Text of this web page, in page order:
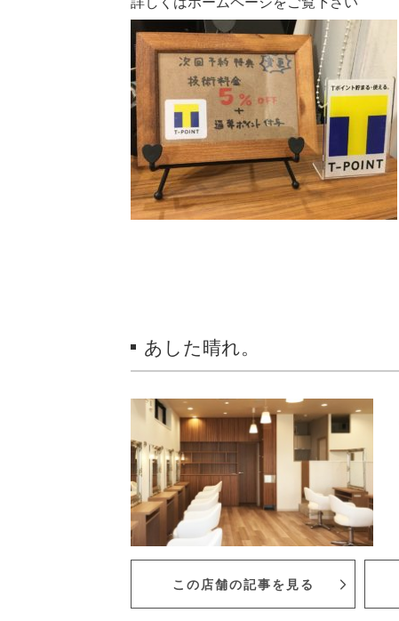
あした晴れ。
この店舗の記事を見る